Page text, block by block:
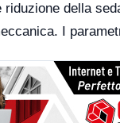
della
I